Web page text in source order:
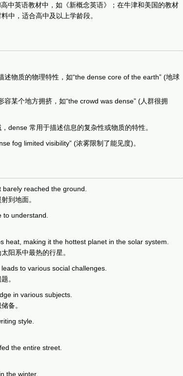
中英语教材中，如《新概念英语》；在牛津和美国的教材
中，适合高中及以上学龄段。
述物质的物理特性，如“the dense core of the earth” (地球
容某个地方拥挤，如“the crowd was dense” (人群很拥
dense 常用于描述信息的复杂性或物质的特性。
fog limited visibility” (浓雾限制了能见度)。
reached the ground.
到地面。
understand.
heat, making it the hottest planet in the solar system.
阳系中最热的行星。
to various social challenges.
。
in various subjects.
备。
style.
the entire street.
the winter.